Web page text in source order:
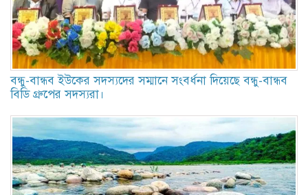
বন্ধু-বান্ধব ইউকের সদস্যদের সম্মানে সংবর্ধনা দিয়েছে বন্ধু-বান্ধব
বিডি গ্রুপের সদস্যরা।